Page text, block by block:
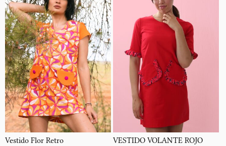
Vestido Flor Retro VESTIDO VOLANTE ROJO